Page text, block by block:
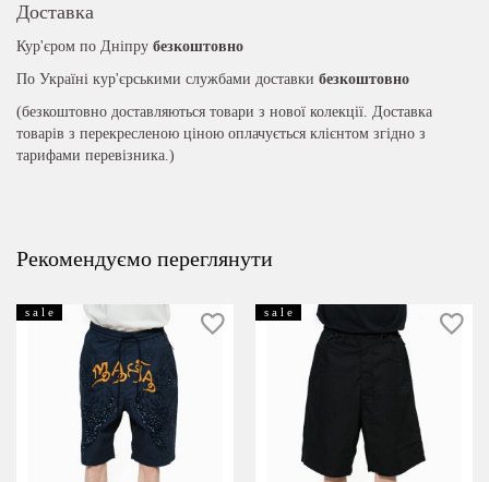
Доставка
Кур'єром по Дніпру безкоштовно
По Україні кур'єрськими службами доставки безкоштовно
(безкоштовно доставляються товари з нової колекції. Доставка
товарів з перекресленою ціною оплачується клієнтом згідно з
тарифами перевізника.)
Рекомендуємо переглянути
s a l e s a l e